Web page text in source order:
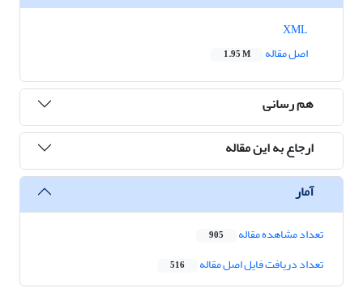
اصل مقاله
1.95 M
هم رسانی
ارجاع به این مقاله
آمار
تعداد مشاهده مقاله 905
تعداد دریافت فایل اصل مقاله 516